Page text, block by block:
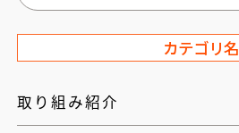
カテゴリ名
取り組み紹介